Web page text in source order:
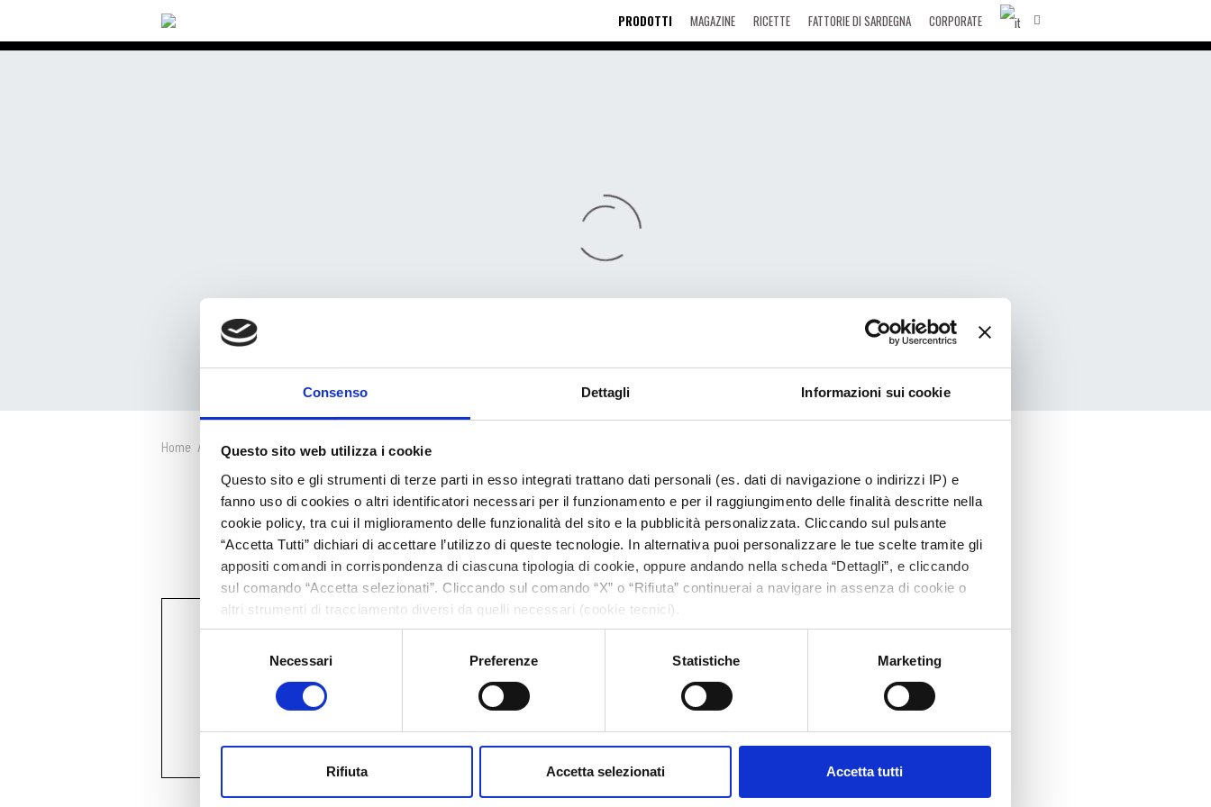
Consenso Dettagli Informazioni sui cookie
Questo sito web utilizza i cookie
Questo sito e gli strumenti di terze parti in esso integrati trattano dati personali (es. dati di navigazione o indirizzi IP) e
fanno uso di cookies o altri identificatori necessari per il funzionamento e per il raggiungimento delle finalità descritte nella
cookie policy, tra cui il miglioramento delle funzionalità del sito e la pubblicità personalizzata. Cliccando sul pulsante
“Accetta Tutti” dichiari di accettare l’utilizzo di queste tecnologie. In alternativa puoi personalizzare le tue scelte tramite gli
appositi comandi in corrispondenza di ciascuna tipologia di cookie, oppure andando nella scheda “Dettagli”, e cliccando
sul comando “Accetta selezionati”. Cliccando sul comando “X” o “Rifiuta” continuerai a navigare in assenza di cookie o
altri strumenti di tracciamento diversi da quelli necessari (cookie tecnici).
Necessari Preferenze Statistiche Marketing
Rifiuta Accetta selezionati Accetta tutti
PRODOTTI MAGAZINE RICETTE FATTORIE DI SARDEGNA CORPORATE
Home / Prodotti
TUTTI I NOSTRI PRODOTTI
SCOPRI